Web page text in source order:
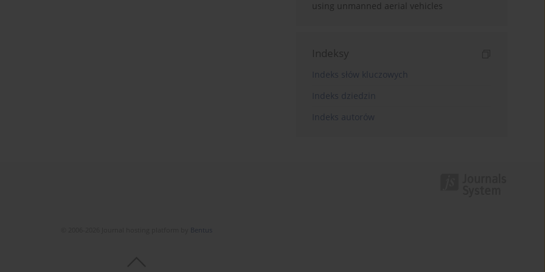
using unmanned aerial vehicles
Indeksy
Indeks słów kluczowych
Indeks dziedzin
Indeks autorów
Bentus